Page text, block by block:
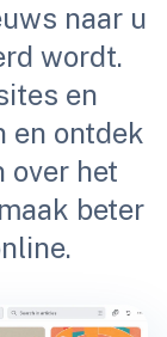
naar u
wordt.
en
en ontdek
over het
beter